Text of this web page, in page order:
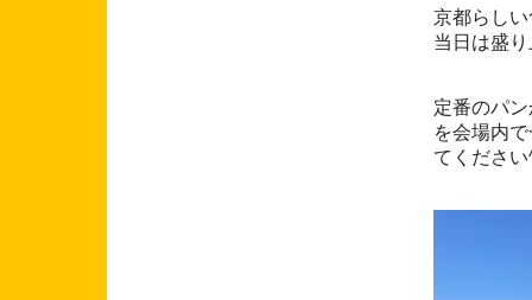
京都らし
当日は盛
定番のパ
を会場内
てくださ